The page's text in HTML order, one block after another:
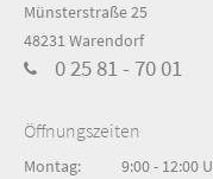
Münsterstraße 25
48231 Warendorf
0 25 81 - 70 01
Öffnungszeiten
Montag:
9:00 - 12:00